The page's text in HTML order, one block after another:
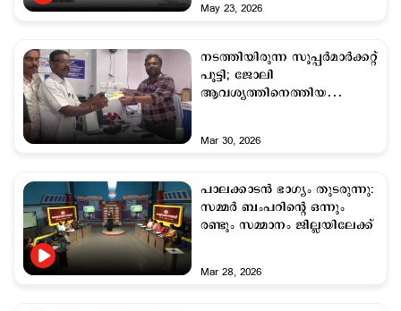
May 23, 2026
നടത്തിയിരുന്ന സൂപ്പര്‍മാര്‍ക്കറ്റ്
പൂട്ടി; ജോലി
ആവശ്യത്തിനെത്തിയ
Mar 30, 2026
പാലക്കാടൻ ഭാഗ്യം തുടരുന്നു:
സമ്മര്‍ ബംപറിന്റെ ഒന്നും
രണ്ടും സമ്മാനം ജില്ലയിലേക്ക്
Mar 28, 2026